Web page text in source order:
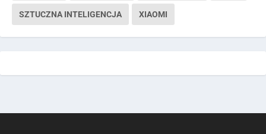
SZTUCZNA INTELIGENCJA XIAOMI